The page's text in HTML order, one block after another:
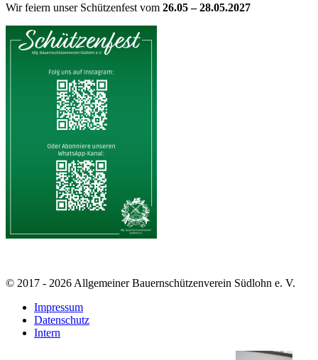
Wir feiern unser Schützenfest vom 26.05 – 28.05.2027
© 2017 - 2026 Allgemeiner Bauernschützenverein Südlohn e. V.
Impressum
Datenschutz
Intern